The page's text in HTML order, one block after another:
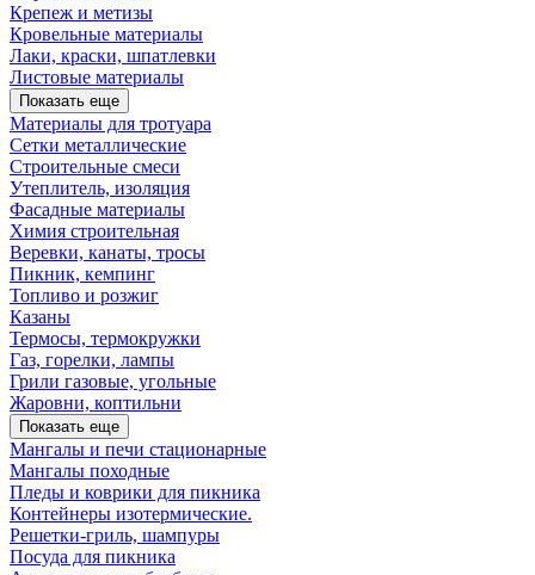
Крепеж и метизы
Кровельные материалы
Лаки, краски, шпатлевки
Листовые материалы
Показать еще
Материалы для тротуара
Сетки металлические
Строительные смеси
Утеплитель, изоляция
Фасадные материалы
Химия строительная
Веревки, канаты, тросы
Пикник, кемпинг
Топливо и розжиг
Казаны
Термосы, термокружки
Газ, горелки, лампы
Грили газовые, угольные
Жаровни, коптильни
Показать еще
Мангалы и печи стационарные
Мангалы походные
Пледы и коврики для пикника
Контейнеры изотермические.
Решетки-гриль, шампуры
Посуда для пикника